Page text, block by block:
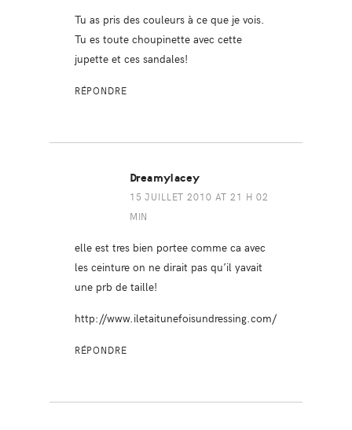
Tu as pris des couleurs à ce que je vois.
Tu es toute choupinette avec cette
jupette et ces sandales!
RÉPONDRE
Dreamylacey
15 JUILLET 2010 AT 21 H 02
MIN
elle est tres bien portee comme ca avec
les ceinture on ne dirait pas qu’il yavait
une prb de taille!
http://www.iletaitunefoisundressing.com/
RÉPONDRE